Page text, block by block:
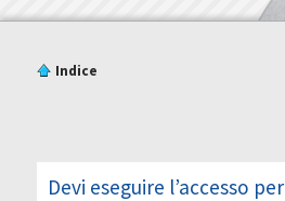
Indice
Devi eseguire l’accesso